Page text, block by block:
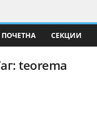
ПОЧЕТНА СЕКЦИИ
teorema